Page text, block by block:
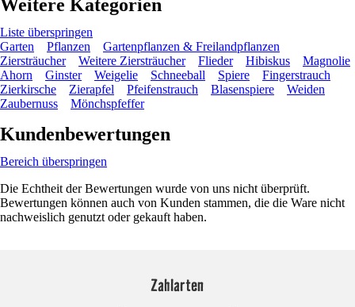
Weitere Kategorien
Liste überspringen
Garten
Pflanzen
Gartenpflanzen & Freilandpflanzen
Ziersträucher
Weitere Ziersträucher Flieder Hibiskus
Magnolie
Ahorn
Ginster Weigelie Schneeball Spiere
Fingerstrauch
Zierkirsche
Zierapfel Pfeifenstrauch Blasenspiere
Weiden
Zaubernuss
Mönchspfeffer
Kundenbewertungen
Bereich überspringen
Die Echtheit der Bewertungen wurde von uns nicht überprüft.
Bewertungen können auch von Kunden stammen, die die Ware nicht
nachweislich genutzt oder gekauft haben.
Zahlarten